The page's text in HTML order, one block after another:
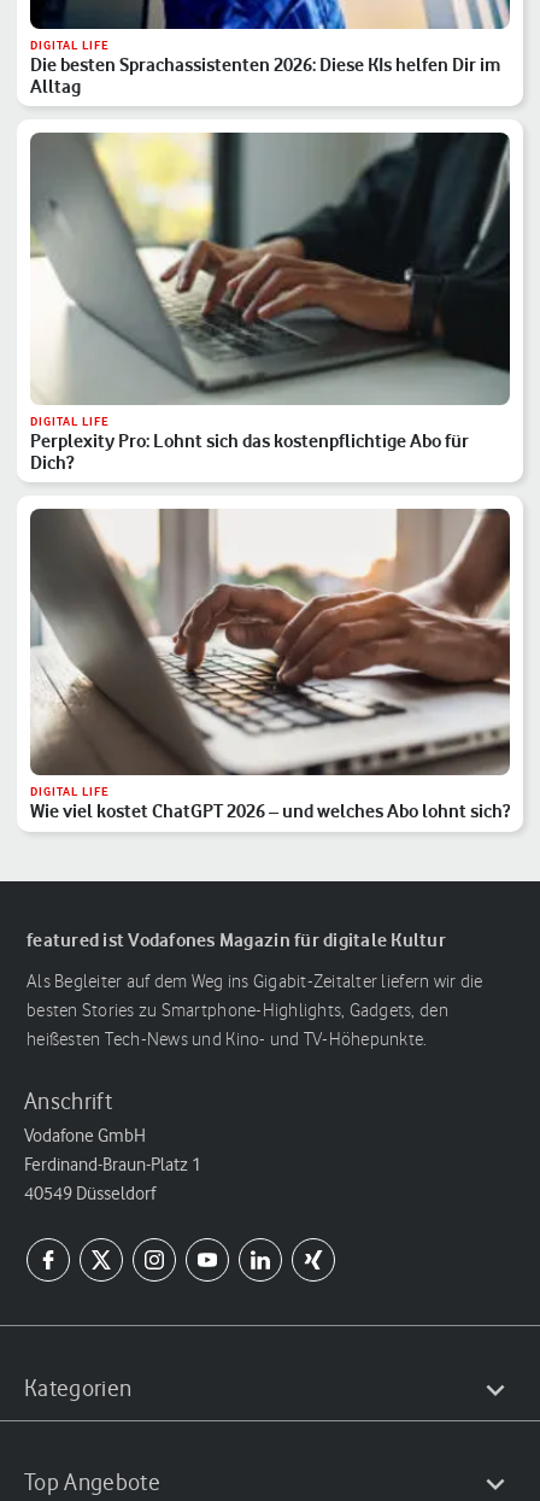
DIGITAL LIFE
Die besten Sprachassistenten 2026: Diese KIs helfen Dir im
Alltag
DIGITAL LIFE
Perplexity Pro: Lohnt sich das kostenpflichtige Abo für
Dich?
DIGITAL LIFE
Wie viel kostet ChatGPT 2026 – und welches Abo lohnt sich?
featured ist Vodafones Magazin für digitale Kultur
Als Begleiter auf dem Weg ins Gigabit-Zeitalter liefern wir die
besten Stories zu Smartphone-Highlights, Gadgets, den
heißesten Tech-News und Kino- und TV-Höhepunkte.
Anschrift
Vodafone GmbH
Ferdinand-Braun-Platz 1
40549 Düsseldorf
Kategorien
Top Angebote